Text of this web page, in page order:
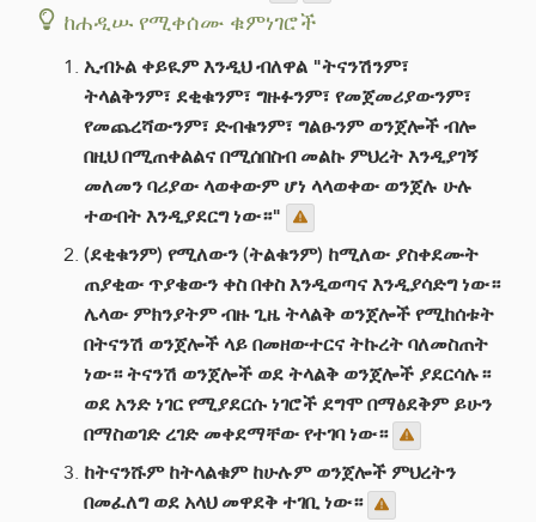
ከሐዲሡ የሚቀሰሙ ቁምነገሮች
ኢብኑል ቀይዪም እንዲህ ብለዋል "ትናንሽንም፣
ትላልቅንም፣ ደቂቁንም፣ ግዙፉንም፣ የመጀመሪያውንም፣
የመጨረሻውንም፣ ድብቁንም፣ ግልፁንም ወንጀሎች ብሎ
በዚህ በሚጠቀልልና በሚሰበስብ መልኩ ምህረት እንዲያገኝ
መለመን ባሪያው ላወቀውም ሆነ ላላወቀው ወንጀሉ ሁሉ
ተውበት እንዲያደርግ ነው።"
(ደቂቁንም) የሚለውን (ትልቁንም) ከሚለው ያስቀደሙት
ጠያቂው ጥያቄውን ቀስ በቀስ እንዲወጣና እንዲያሳድግ ነው።
ሌላው ምክንያትም ብዙ ጊዜ ትላልቅ ወንጀሎች የሚከሰቱት
በትናንሽ ወንጀሎች ላይ በመዘውተርና ትኩረት ባለመስጠት
ነው። ትናንሽ ወንጀሎች ወደ ትላልቅ ወንጀሎች ያደርሳሉ።
ወደ አንድ ነገር የሚያደርሱ ነገሮች ደግሞ በማፅደቅም ይሁን
በማስወገድ ረገድ መቀደማቸው የተገባ ነው።
ከትናንሹም ከትላልቁም ከሁሉም ወንጀሎች ምህረትን
በመፈለግ ወደ አላህ መዋደቅ ተገቢ ነው።